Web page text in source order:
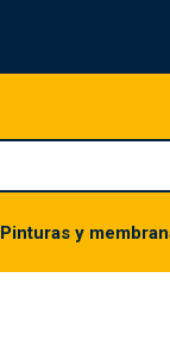
Pinturas y